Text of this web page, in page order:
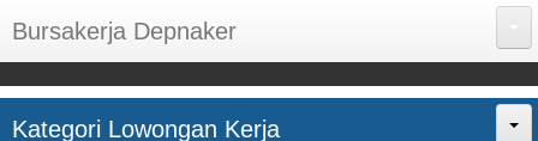
Bursakerja Depnaker
About Me
Kategori Lowongan Kerja